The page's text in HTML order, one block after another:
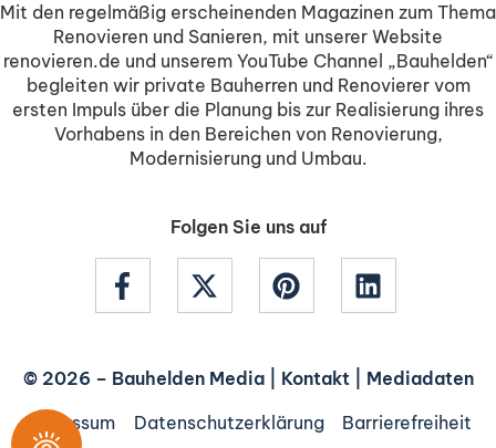
Mit den regelmäßig erscheinenden Magazinen zum Thema
Renovieren und Sanieren, mit unserer Website
renovieren.de und unserem YouTube Channel „Bauhelden“
begleiten wir private Bauherren und Renovierer vom
ersten Impuls über die Planung bis zur Realisierung ihres
Vorhabens in den Bereichen von Renovierung,
Modernisierung und Umbau.
Folgen Sie uns auf
© 2026 – Bauhelden Media| Kontakt| Mediadaten
Impressum
Datenschutzerklärung Barrierefreiheit